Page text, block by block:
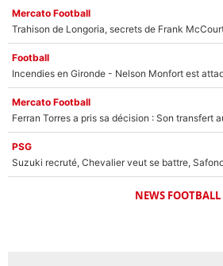
Mercato Football
Football
Mercato Football
PSG
NEWS FOOTBALL